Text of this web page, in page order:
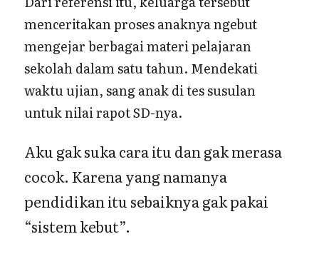
menceritakan proses anaknya ngebut
mengejar berbagai materi pelajaran
sekolah dalam satu tahun. Mendekati
waktu ujian, sang anak di tes susulan
untuk nilai rapot SD-nya.
Aku gak suka cara itu dan gak merasa
cocok. Karena yang namanya
pendidikan itu sebaiknya gak pakai
“sistem kebut”.